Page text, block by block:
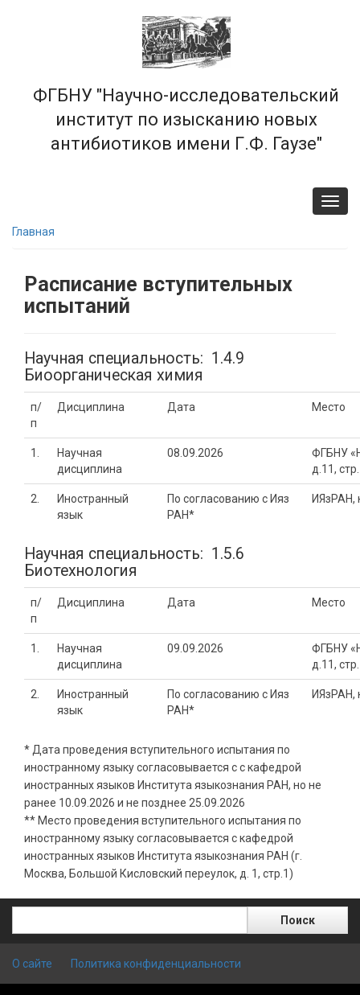
ФГБНУ "Научно-исследовательский
институт по изысканию новых
антибиотиков имени Г.Ф. Гаузе"
Главная
Расписание вступительных
испытаний
Научная специальность: 1.4.9
Биоорганическая химия
п/
п
Дисциплина Дата Место
1.
Научная
дисциплина
08.09.2026
ФГБНУ
д.11,
2.
Иностранный
язык
По согласованию с Ияз
РАН*
ИЯзРАН,
Научная специальность: 1.5.6
Биотехнология
п/
п
Дисциплина Дата Место
1.
Научная
дисциплина
09.09.2026
ФГБНУ
д.11,
2.
Иностранный
язык
По согласованию с Ияз
РАН*
ИЯзРАН,
* Дата проведения вступительного испытания по
иностранному языку согласовывается с с кафедрой
иностранных языков Института языкознания РАН, но не
ранее 10.09.2026 и не позднее 25.09.2026
** Место проведения вступительного испытания по
иностранному языку согласовывается с кафедрой
иностранных языков Института языкознания РАН (г.
Москва, Большой Кисловский переулок, д. 1, стр.1)
О сайте Политика конфиденциальности